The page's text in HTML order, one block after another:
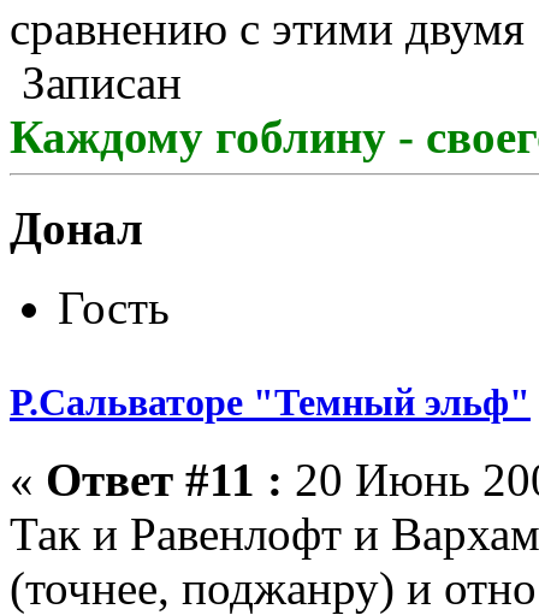
сравнению с этими
Записан
Каждому гоблину -
Донал
Гость
Р.Сальваторе "Темный эльф"
« Ответ #11 : 20 Июнь
Так и Равенлофт и
(точнее, поджанру) и